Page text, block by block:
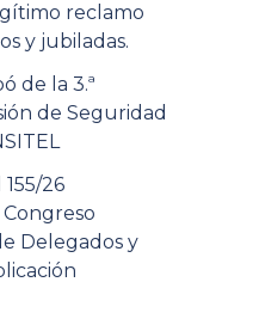
reclamo
y jubiladas.
de la 3.ª
de Seguridad
26
Delegados y